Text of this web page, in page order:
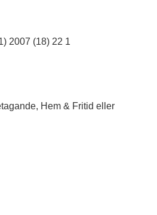
2007 (18) 22 1
Hem & Fritid eller